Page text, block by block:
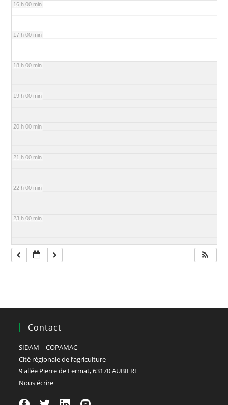
16 h 00 min
17 h 00 min
18 h 00 min
19 h 00 min
20 h 00 min
21 h 00 min
22 h 00 min
23 h 00 min
Contact
SIDAM – COPAMAC
Cité régionale de l’agriculture
9 allée Pierre de Fermat, 63170 AUBIERE
Nous écrire